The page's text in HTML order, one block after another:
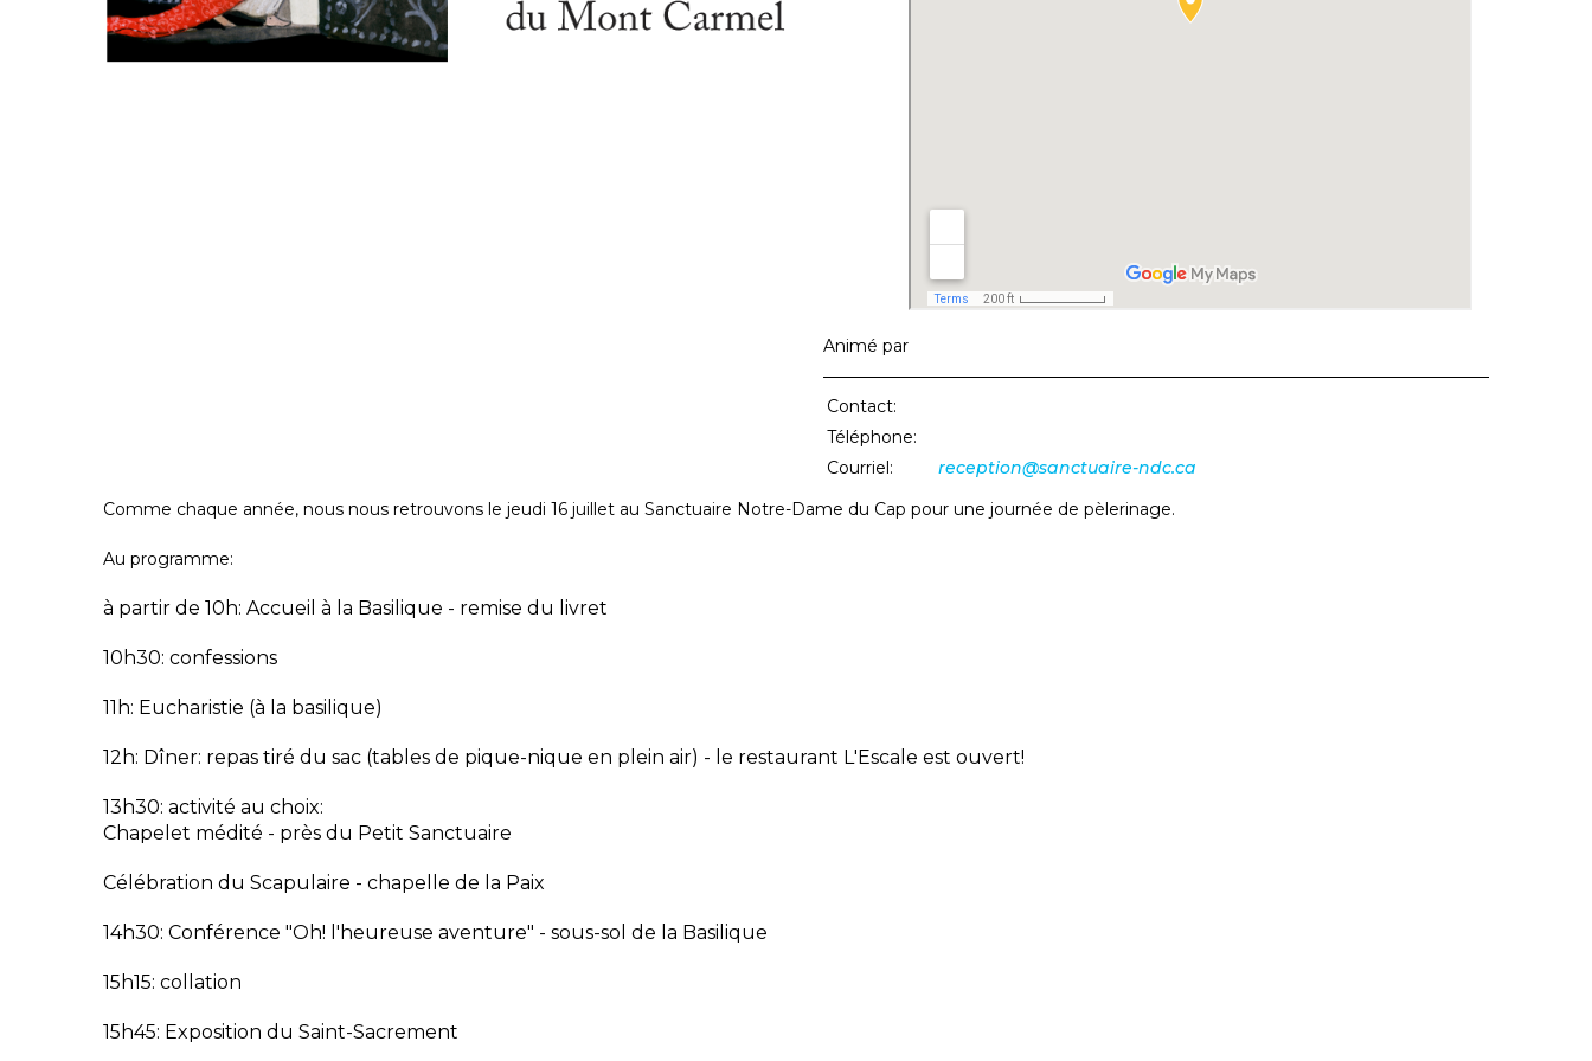
Animé par
Contact:
Téléphone:
Courriel:
reception@sanctuaire-ndc.ca
Comme chaque année, nous nous retrouvons le jeudi 16 juillet au Sanctuaire Notre-Dame du Cap pour une journée de pèlerinage.
Au programme:
à partir de 10h: Accueil à la Basilique - remise du livret
10h30: confessions
11h: Eucharistie (à la basilique)
12h: Dîner: repas tiré du sac (tables de pique-nique en plein air) - le restaurant L'Escale est ouvert!
13h30: activité au choix:
Chapelet médité - près du Petit Sanctuaire
Célébration du Scapulaire - chapelle de la Paix
14h30: Conférence "Oh! l'heureuse aventure" - sous-sol de la Basilique
15h15: collation
15h45: Exposition du Saint-Sacrement